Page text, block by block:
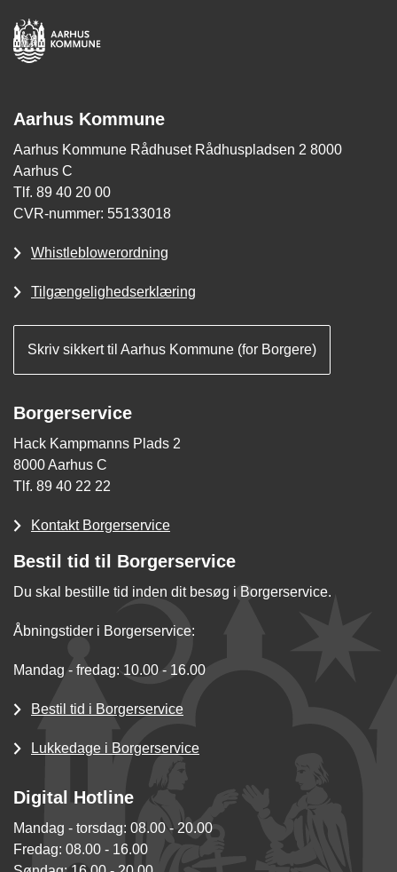
Aarhus Kommune
Aarhus Kommune Rådhuset Rådhuspladsen 2 8000
Aarhus C
Tlf. 89 40 20 00
CVR-nummer: 55133018
Whistleblowerordning
Tilgængelighedserklæring
Skriv sikkert til Aarhus Kommune (for Borgere)
Borgerservice
Hack Kampmanns Plads 2
8000 Aarhus C
Tlf. 89 40 22 22
Kontakt Borgerservice
Bestil tid til Borgerservice
Du skal bestille tid inden dit besøg i Borgerservice.
Åbningstider i Borgerservice:
Mandag - fredag: 10.00 - 16.00
Bestil tid i Borgerservice
Lukkedage i Borgerservice
Digital Hotline
Mandag - torsdag: 08.00 - 20.00
Fredag: 08.00 - 16.00